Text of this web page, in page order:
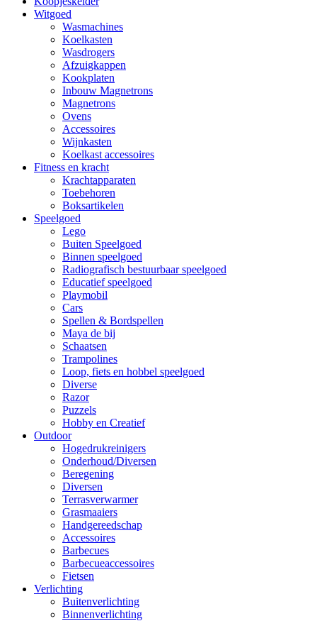
Witgoed
Wasmachines
Koelkasten
Wasdrogers
Afzuigkappen
Kookplaten
Inbouw Magnetrons
Magnetrons
Ovens
Accessoires
Wijnkasten
Koelkast accessoires
Fitness en kracht
Krachtapparaten
Toebehoren
Boksartikelen
Speelgoed
Lego
Buiten Speelgoed
Binnen speelgoed
Radiografisch bestuurbaar speelgoed
Educatief speelgoed
Playmobil
Cars
Spellen & Bordspellen
Maya de bij
Schaatsen
Trampolines
Loop, fiets en hobbel speelgoed
Diverse
Razor
Puzzels
Hobby en Creatief
Outdoor
Hogedrukreinigers
Onderhoud/Diversen
Beregening
Diversen
Terrasverwarmer
Grasmaaiers
Handgereedschap
Accessoires
Barbecues
Barbecueaccessoires
Fietsen
Verlichting
Buitenverlichting
Binnenverlichting